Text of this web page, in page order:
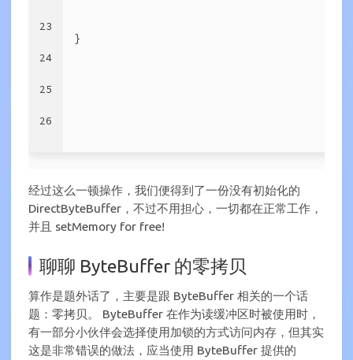
23
24
25
26
}
经过这么一顿操作，我们便得到了一份没有初始化的
DirectByteBuffer，不过不用担心，一切都在正常工作，
并且 setMemory for free!
聊聊 ByteBuffer 的零拷贝
算作是题外话了，主要是跟 ByteBuffer 相关的一个话
题：零拷贝。 ByteBuffer 在作为读缓冲区时被使用时，
有一部分小伙伴会选择使用加锁的方式访问内存，但其实
这是非常错误的做法，应当使用 ByteBuffer 提供的